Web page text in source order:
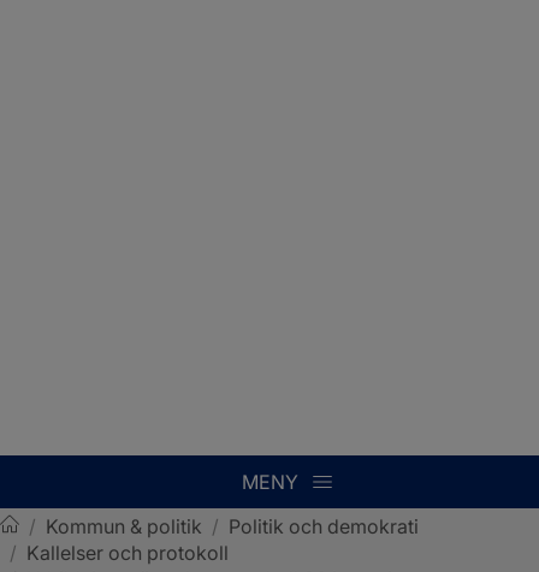
MENY
Sotenäs kommun
/ Kommun & politik / Politik och demokrati
/ Kallelser och protokoll